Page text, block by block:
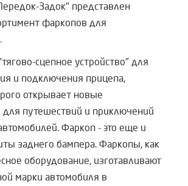
Задок" представлен
фаркопов для
сцепное устройство" для
и подключения прицепа,
открывает новые
для путешествий и приключений
Фаркоп - это еще и
заднего бампера. Фаркопы, как
оборудование, изготавливают
марки автомобиля в